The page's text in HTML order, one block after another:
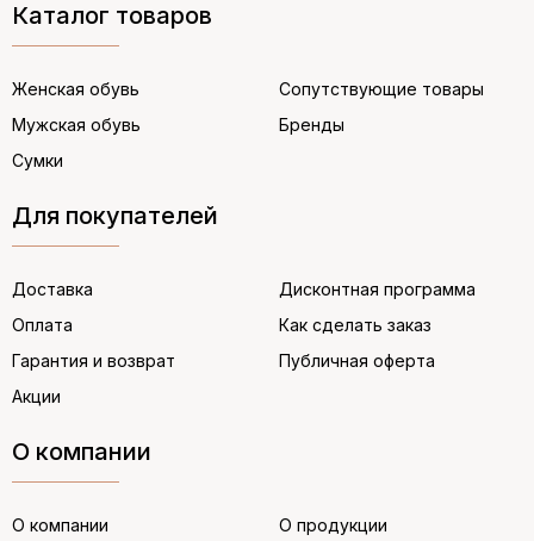
Каталог товаров
Женская обувь
Мужская обувь
Сумки
Сопутствующие товары
Бренды
Для покупателей
Доставка
Оплата
Гарантия и возврат
Акции
Дисконтная программа
Как сделать заказ
Публичная оферта
О компании
О компании О продукции